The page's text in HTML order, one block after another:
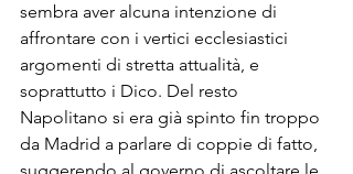
sembra aver alcuna intenzione di
affrontare con i vertici ecclesiastici
argomenti di stretta attualità, e
soprattutto i Dico. Del resto
Napolitano si era già spinto fin troppo
da Madrid a parlare di coppie di fatto,